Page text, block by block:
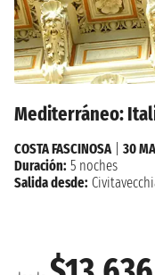
Mediterráneo:
COSTA FASCINOSA| 30
Duración: 5 noches
Salida desde: